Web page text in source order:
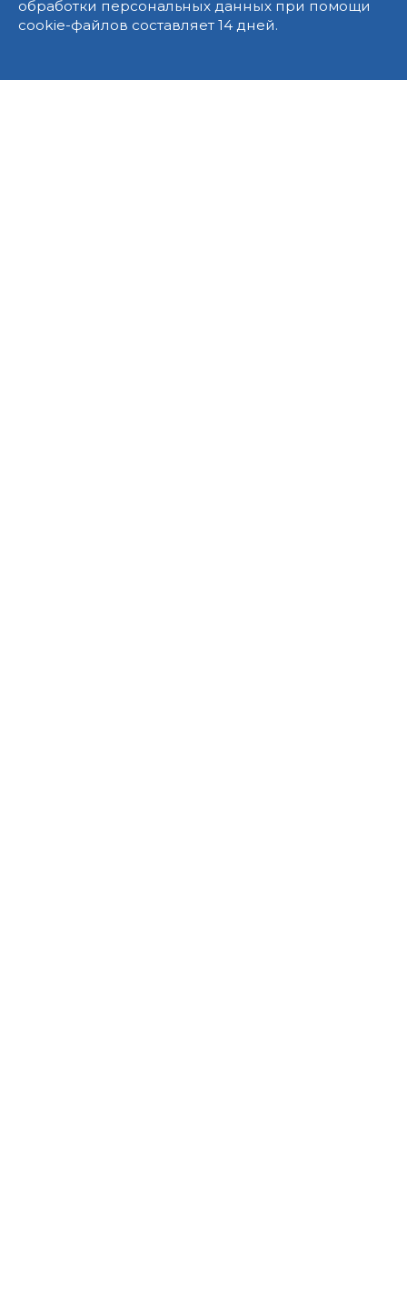
обработки персональных данных при помощи
cookie-файлов составляет 14 дней.